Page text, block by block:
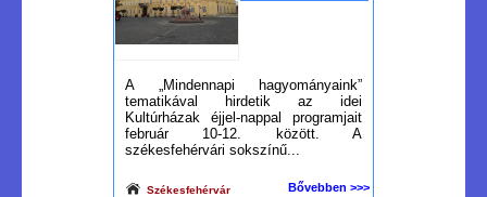
A „Mindennapi hagyományaink”
tematikával hirdetik az idei
Kultúrházak éjjel-nappal programjait
február 10-12. között. A
székesfehérvári sokszínű...
Székesfehérvár Bővebben >>>